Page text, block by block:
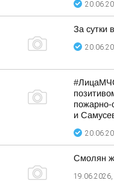
За сутки
пожарно-
и
Смолян
19.06.2026,